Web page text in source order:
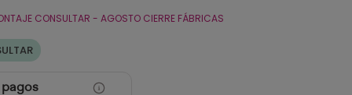
CONSULTAR - AGOSTO CIERRE FÁBRICAS
pagos